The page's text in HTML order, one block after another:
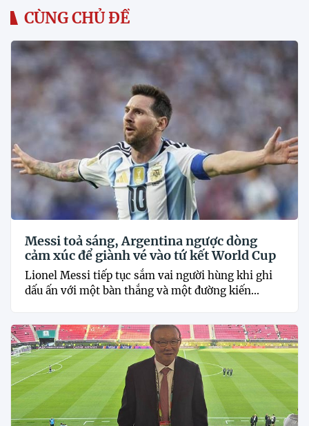
CÙNG CHỦ ĐỀ
Messi toả sáng, Argentina ngược dòng
cảm xúc để giành vé vào tứ kết World Cup
Lionel Messi tiếp tục sắm vai người hùng khi ghi
dấu ấn với một bàn thắng và một đường kiến...